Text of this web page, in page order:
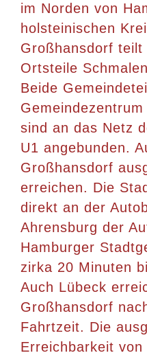
im Norden von
holsteinischen
Großhansdorf
Ortsteile
Beide
sind an das Netz
U1 angebunden.
Großhansdorf
erreichen. Die
direkt an der
Ahrensburg der
Hamburger
zirka 20 Minuten
Auch Lübeck
Großhansdorf
Fahrtzeit. Die
Erreichbarkeit